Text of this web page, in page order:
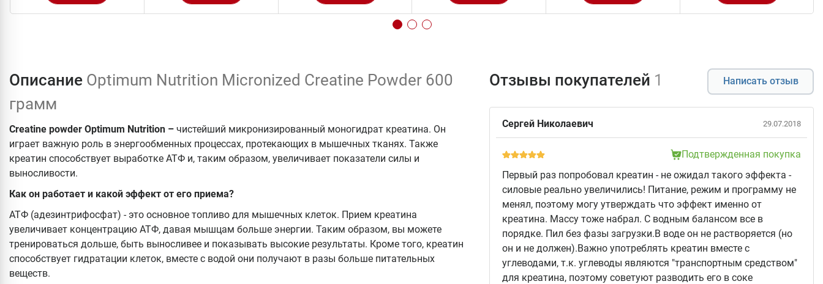
Описание Optimum Nutrition Micronized Creatine Powder 600
грамм
Creatine powder Optimum Nutrition – чистейший микронизированный моногидрат креатина. Он
играет важную роль в энергообменных процессах, протекающих в мышечных тканях. Также
креатин способствует выработке АТФ и, таким образом, увеличивает показатели силы и
выносливости.
Как он работает и какой эффект от его приема?
АТФ (адезинтрифосфат) - это основное топливо для мышечных клеток. Прием креатина
увеличивает концентрацию АТФ, давая мышцам больше энергии. Таким образом, вы можете
тренироваться дольше, быть выносливее и показывать высокие результаты. Кроме того, креатин
способствует гидратации клеток, вместе с водой они получают в разы больше питательных
веществ.
Отзывы покупателей 1 Написать отзыв
Сергей Николаевич 29.07.2018
Подтвержденная покупка
Первый раз попробовал креатин - не ожидал такого эффекта -
силовые реально увеличились! Питание, режим и программу не
менял, поэтому могу утверждать что эффект именно от
креатина. Массу тоже набрал. С водным балансом все в
порядке. Пил без фазы загрузки.В воде он не растворяется (но
он и не должен).Важно употреблять креатин вместе с
углеводами, т.к. углеводы являются "транспортным средством"
для креатина, поэтому советуют разводить его в соке